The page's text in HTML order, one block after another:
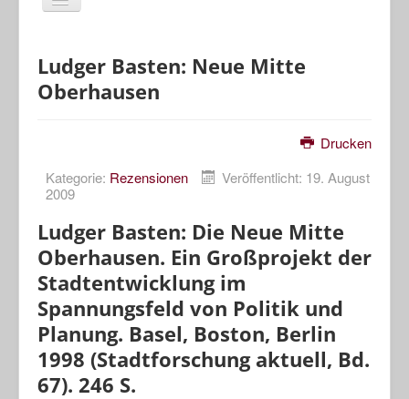
Rezensionen
Diskussionen
Geographische Revue
Ludger Basten: Neue Mitte
Oberhausen
Drucken
Kategorie: Rezensionen
Veröffentlicht: 19. August
2009
Ludger Basten: Die Neue Mitte
Oberhausen. Ein Großprojekt der
Stadtentwicklung im
Spannungsfeld von Politik und
Planung. Basel, Boston, Berlin
1998 (Stadtforschung aktuell, Bd.
67). 246 S.